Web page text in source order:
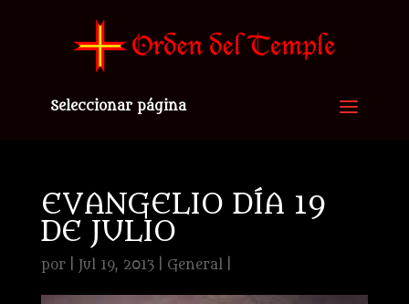
Seleccionar página
EVANGELIO DÍA 19
DE JULIO
por Jul 19, 2013| General|